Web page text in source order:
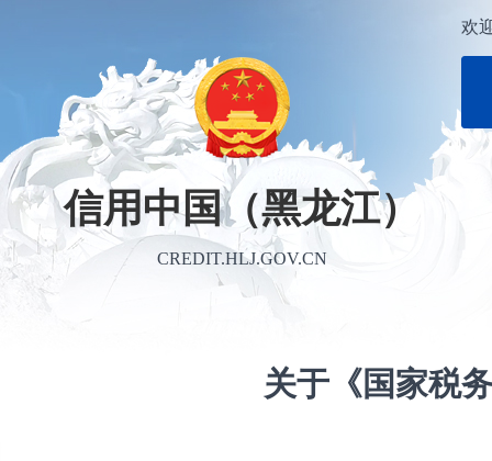
信用中国（黑龙江）
CREDIT.HLJ.GOV.CN
欢
关于《国家税